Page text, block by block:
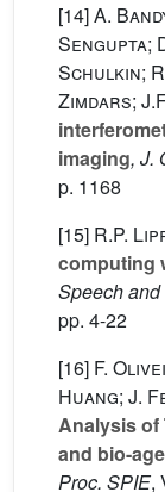
[14]A.
Sengupta;
Schulkin;
Zimdars;
imaging, J.
p. 1168
[15] R.P.
computing
Speech
pp. 4-22
[16] F.
Huang; J.
Analysis of
and bio-
Proc. SPIE,